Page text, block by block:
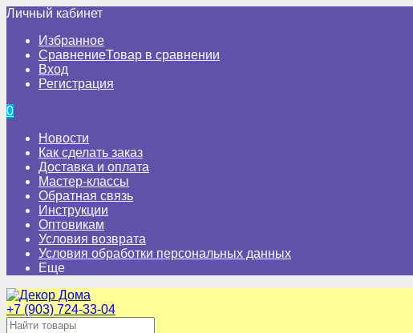
Личный кабинет
Избранное
СравнениеТовар в сравнении
Вход
Регистрация
0
Новости
Как сделать заказ
Доставка и оплата
Мастер-классы
Обратная связь
Инструкции
Оптовикам
Условия возврата
Условия обработки персональных данных
Еще
+7 (903) 724-33-04